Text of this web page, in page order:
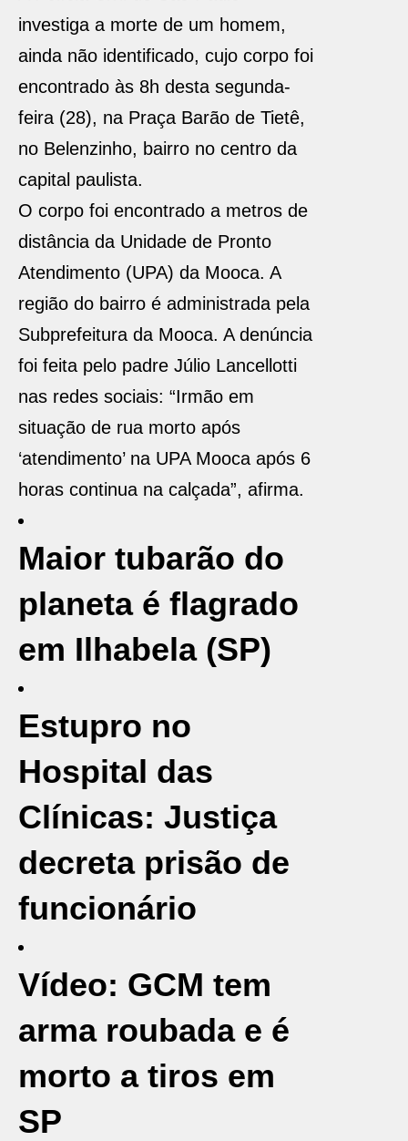
investiga a morte de um homem,
ainda não identificado, cujo corpo foi
encontrado às 8h desta segunda-
feira (28), na Praça Barão de Tietê,
no Belenzinho, bairro no centro da
capital paulista.
O corpo foi encontrado a metros de
distância da Unidade de Pronto
Atendimento (UPA) da Mooca. A
região do bairro é administrada pela
Subprefeitura da Mooca. A denúncia
foi feita pelo padre Júlio Lancellotti
nas redes sociais: “Irmão em
situação de rua morto após
‘atendimento’ na UPA Mooca após 6
horas continua na calçada”, afirma.
Maior tubarão do
planeta é flagrado
em Ilhabela (SP)
Estupro no
Hospital das
Clínicas: Justiça
decreta prisão de
funcionário
Vídeo: GCM tem
arma roubada e é
morto a tiros em
SP